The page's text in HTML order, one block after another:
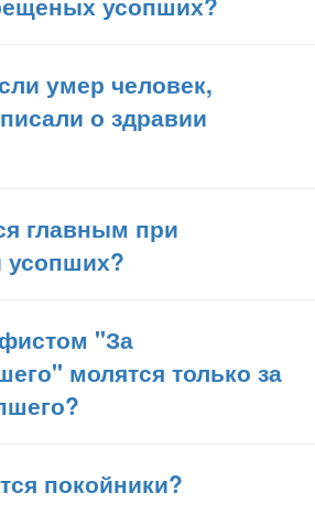
умер человек,
о здравии
главным при
усопших?
"За
молятся только за
покойники?